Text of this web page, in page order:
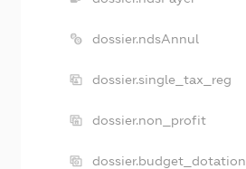
dossier.ndsAnnul
dossier.single_tax_reg
dossier.non_profit
dossier.budget_dotation